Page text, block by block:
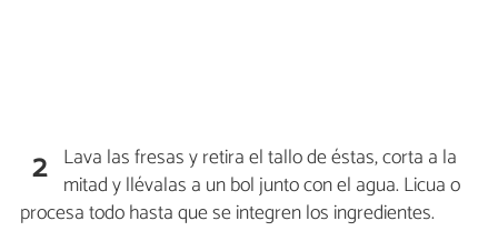
2 Lava las fresas y retira el tallo de éstas, corta a la
mitad y llévalas a un bol junto con el agua. Licua o
procesa todo hasta que se integren los ingredientes.